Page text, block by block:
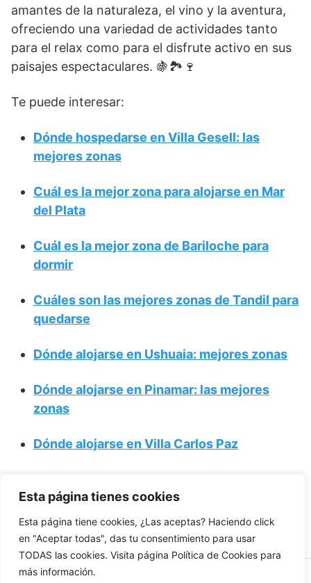
Esta página tienes cookies
Esta página tiene cookies, ¿Las aceptas? Haciendo click
en "Aceptar todas", das tu consentimiento para usar
TODAS las cookies. Visita página Política de Cookies para
más información.
amantes de la naturaleza, el vino y la aventura,
ofreciendo una variedad de actividades tanto
para el relax como para el disfrute activo en sus
paisajes espectaculares. 🍇🏞️🍷
Te puede interesar:
Dónde hospedarse en Villa Gesell: las
mejores zonas
Cuál es la mejor zona para alojarse en Mar
del Plata
Cuál es la mejor zona de Bariloche para
dormir
Cuáles son las mejores zonas de Tandil para
quedarse
Dónde alojarse en Ushuaia: mejores zonas
Dónde alojarse en Pinamar: las mejores
zonas
Dónde alojarse en Villa Carlos Paz
en Puerto Iguazú